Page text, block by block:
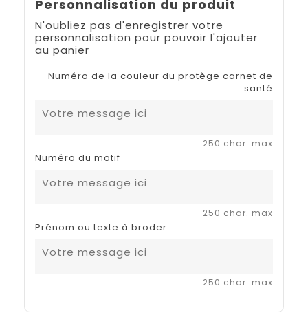
Personnalisation du produit
N'oubliez pas d'enregistrer votre
personnalisation pour pouvoir l'ajouter
au panier
Numéro de la couleur du protège carnet de
santé
250 char. max
Numéro du motif
250 char. max
Prénom ou texte à broder
250 char. max